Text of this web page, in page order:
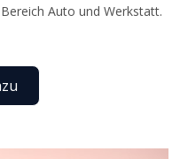
Auto und Werkstatt.